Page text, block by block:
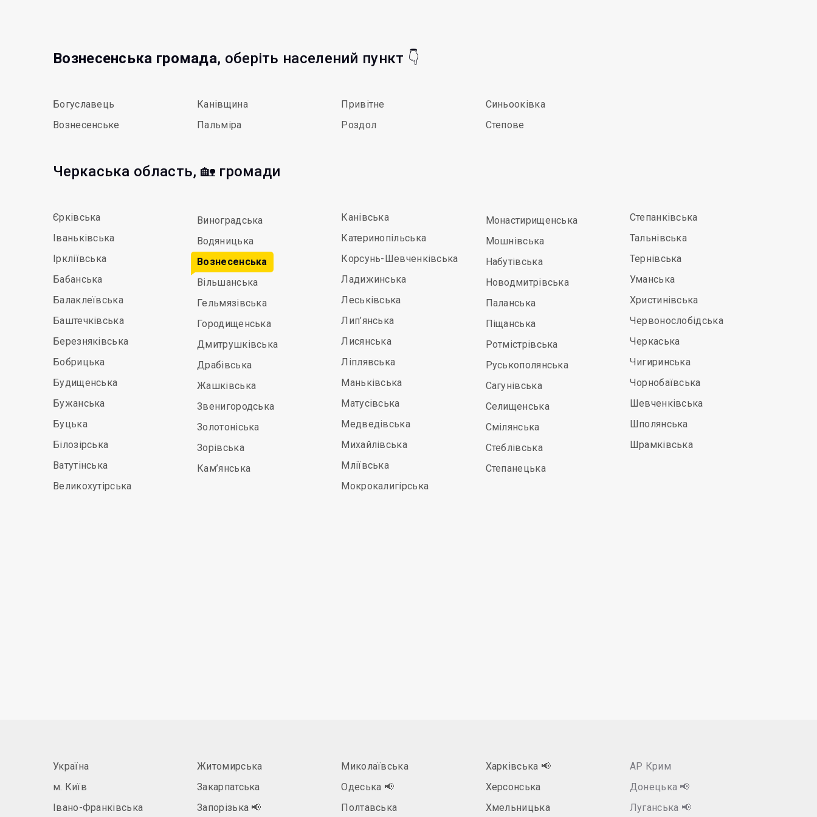
Вознесенська громада, оберіть населений пункт 👇
Богуславець
Вознесенське
Канівщина
Пальміра
Привітне
Роздол
Синьооківка
Степове
Черкаська область, 🏡 громади
Єрківська
Іваньківська
Іркліївська
Бабанська
Балаклеївська
Баштечківська
Березняківська
Бобрицька
Будищенська
Бужанська
Буцька
Білозірська
Ватутінська
Великохутірська
Виноградська
Водяницька
Вознесенська
Вільшанська
Гельмязівська
Городищенська
Дмитрушківська
Драбівська
Жашківська
Звенигородська
Золотоніська
Зорівська
Кам’янська
Канівська
Катеринопільська
Корсунь-Шевченківська
Ладижинська
Леськівська
Лип’янська
Лисянська
Ліплявська
Маньківська
Матусівська
Медведівська
Михайлівська
Мліївська
Мокрокалигірська
Монастирищенська
Мошнівська
Набутівська
Новодмитрівська
Паланська
Піщанська
Ротмістрівська
Руськополянська
Сагунівська
Селищенська
Смілянська
Стеблівська
Степанецька
Степанківська
Тальнівська
Тернівська
Уманська
Христинівська
Червонослобідська
Черкаська
Чигиринська
Чорнобаївська
Шевченківська
Шполянська
Шрамківська
Україна
м. Київ
Івано-Франківська
Житомирська
Закарпатська
Запорізька 📢
Миколаївська
Одеська 📢
Полтавська
Харківська 📢
Херсонська
Хмельницька
АР Крим
Донецька 📢
Луганська 📢